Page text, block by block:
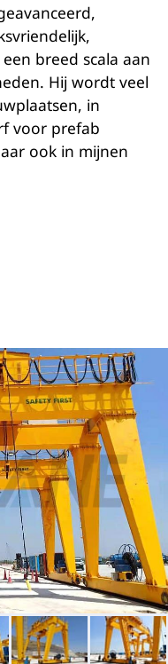
breed scala aan
Hij wordt veel
in
voor prefab
ook in mijnen